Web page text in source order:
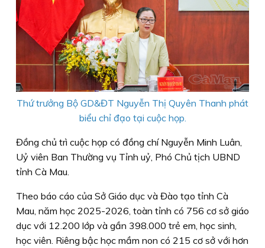
Thứ trưởng Bộ GD&ĐT Nguyễn Thị Quyên Thanh phát
biểu chỉ đạo tại cuộc họp.
Đồng chủ trì cuộc họp có đồng chí Nguyễn Minh Luân,
Uỷ viên Ban Thường vụ Tỉnh uỷ, Phó Chủ tịch UBND
tỉnh Cà Mau.
Theo báo cáo của Sở Giáo dục và Đào tạo tỉnh Cà
Mau, năm học 2025-2026, toàn tỉnh có 756 cơ sở giáo
dục với 12.200 lớp và gần 398.000 trẻ em, học sinh,
học viên. Riêng bậc học mầm non có 215 cơ sở với hơn